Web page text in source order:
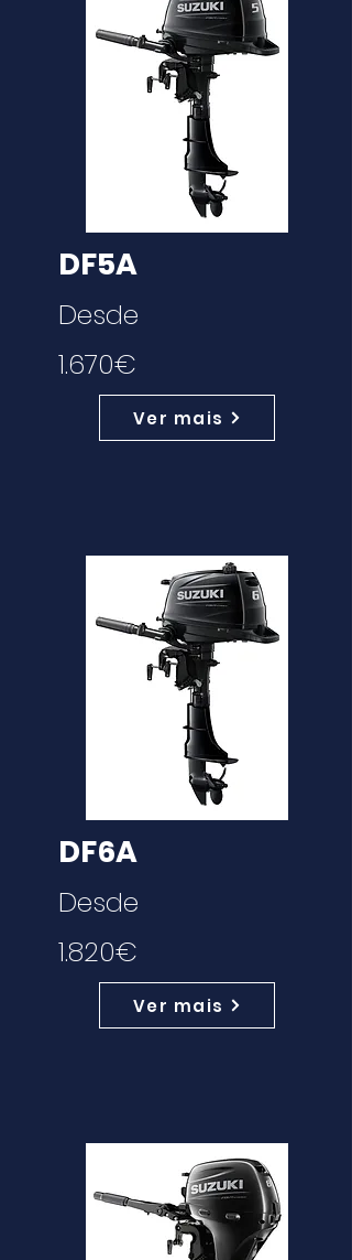
DF5A
Desde
1.670€
Ver mais
DF6A
Desde
1.820€
Ver mais